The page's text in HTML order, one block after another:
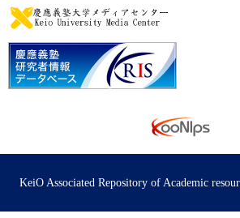
KeiO Associated Repository of Academic